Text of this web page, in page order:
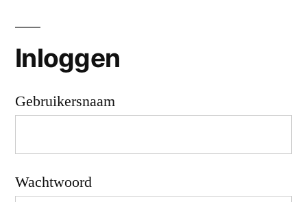
Inloggen
Gebruikersnaam
Wachtwoord